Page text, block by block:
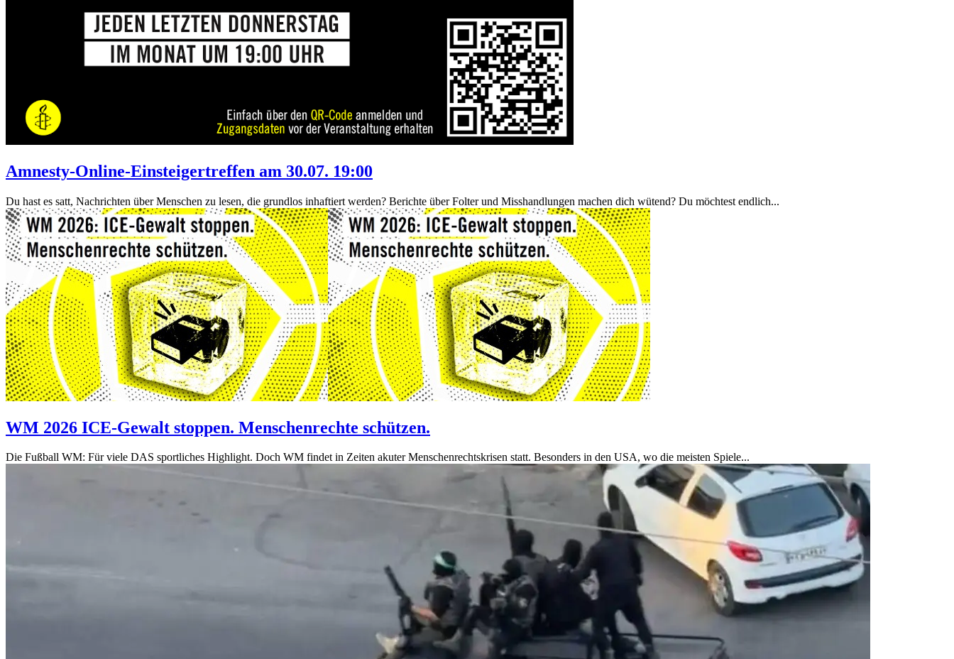
Amnesty-Online-Einsteigertreffen am 30.07. 19:00
Du hast es satt, Nachrichten über Menschen zu lesen, die grundlos inhaftiert werden? Berichte über Folter und Misshandlungen machen dich wütend? Du möchtest endlich...
WM 2026 ICE-Gewalt stoppen. Menschenrechte schützen.
Die Fußball WM: Für viele DAS sportliches Highlight. Doch WM findet in Zeiten akuter Menschenrechtskrisen statt. Besonders in den USA, wo die meisten Spiele...